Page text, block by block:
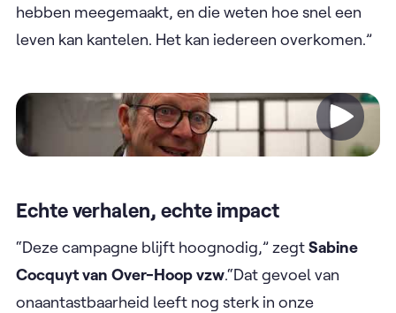
hebben meegemaakt, en die weten hoe snel een
leven kan kantelen. Het kan iedereen overkomen.”
Video
Echte verhalen, echte impact
“Deze campagne blijft hoognodig,” zegtSabine
Cocquytvan Over-Hoop vzw.“Dat gevoel van
onaantastbaarheid leeft nog sterk in onze